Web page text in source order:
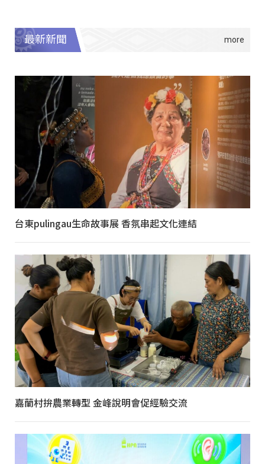
最新新聞
台東pulingau生命故事展 香氛串起文化連結
嘉蘭村拚農業轉型 金峰說明會促經驗交流